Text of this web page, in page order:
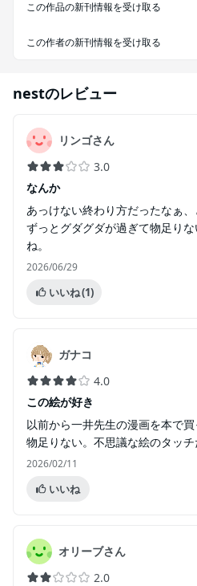
この作品の新刊情報を受け取る
この作者の新刊情報を受け取る
nestのレビュー
リンゴさん
3.0
なんか
あっけない終わり方だったなぁ、
ずっとグダグダが過ぎて物足り
ね。
2026/06/29
いいね(1)
ガナコ
4.0
この絵が好き
以前から一井先生の漫画を本で
物足りない。不思議な絵のタッチ
2026/02/11
いいね
オリーブさん
2.0